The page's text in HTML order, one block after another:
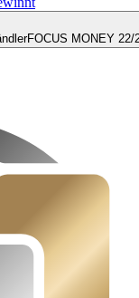
FOCUS MONEY 22/